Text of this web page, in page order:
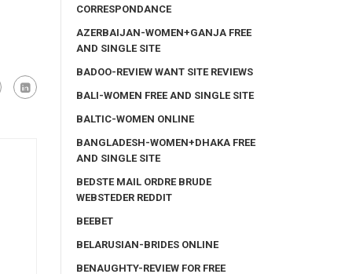
CORRESPONDANCE
AZERBAIJAN-WOMEN+GANJA FREE
AND SINGLE SITE
BADOO-REVIEW WANT SITE REVIEWS
BALI-WOMEN FREE AND SINGLE SITE
BALTIC-WOMEN ONLINE
BANGLADESH-WOMEN+DHAKA FREE
AND SINGLE SITE
BEDSTE MAIL ORDRE BRUDE
WEBSTEDER REDDIT
BEEBET
BELARUSIAN-BRIDES ONLINE
BENAUGHTY-REVIEW FOR FREE